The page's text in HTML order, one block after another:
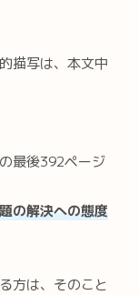
描写は、本文中
最後392ページ
の解決への態度
方は、そのこと